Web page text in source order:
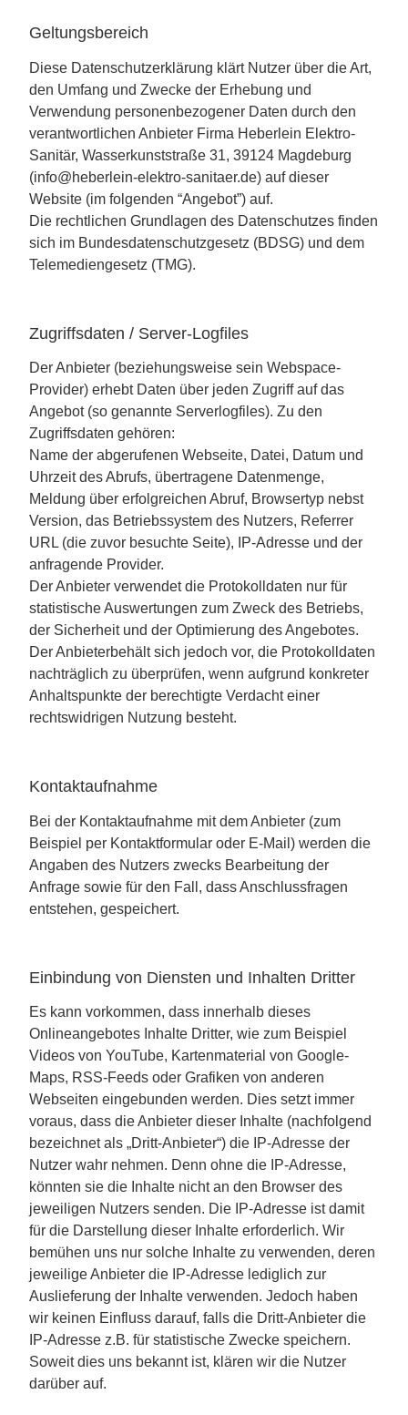
Geltungsbereich
Diese Datenschutzerklärung klärt Nutzer über die Art,
den Umfang und Zwecke der Erhebung und
Verwendung personenbezogener Daten durch den
verantwortlichen Anbieter Firma Heberlein Elektro-
Sanitär, Wasserkunststraße 31, 39124 Magdeburg
(info@heberlein-elektro-sanitaer.de) auf dieser
Website (im folgenden “Angebot”) auf.
Die rechtlichen Grundlagen des Datenschutzes finden
sich im Bundesdatenschutzgesetz (BDSG) und dem
Telemediengesetz (TMG).
Zugriffsdaten / Server-Logfiles
Der Anbieter (beziehungsweise sein Webspace-
Provider) erhebt Daten über jeden Zugriff auf das
Angebot (so genannte Serverlogfiles). Zu den
Zugriffsdaten gehören:
Name der abgerufenen Webseite, Datei, Datum und
Uhrzeit des Abrufs, übertragene Datenmenge,
Meldung über erfolgreichen Abruf, Browsertyp nebst
Version, das Betriebssystem des Nutzers, Referrer
URL (die zuvor besuchte Seite), IP-Adresse und der
anfragende Provider.
Der Anbieter verwendet die Protokolldaten nur für
statistische Auswertungen zum Zweck des Betriebs,
der Sicherheit und der Optimierung des Angebotes.
Der Anbieterbehält sich jedoch vor, die Protokolldaten
nachträglich zu überprüfen, wenn aufgrund konkreter
Anhaltspunkte der berechtigte Verdacht einer
rechtswidrigen Nutzung besteht.
Kontaktaufnahme
Bei der Kontaktaufnahme mit dem Anbieter (zum
Beispiel per Kontaktformular oder E-Mail) werden die
Angaben des Nutzers zwecks Bearbeitung der
Anfrage sowie für den Fall, dass Anschlussfragen
entstehen, gespeichert.
Einbindung von Diensten und Inhalten Dritter
Es kann vorkommen, dass innerhalb dieses
Onlineangebotes Inhalte Dritter, wie zum Beispiel
Videos von YouTube, Kartenmaterial von Google-
Maps, RSS-Feeds oder Grafiken von anderen
Webseiten eingebunden werden. Dies setzt immer
voraus, dass die Anbieter dieser Inhalte (nachfolgend
bezeichnet als „Dritt-Anbieter“) die IP-Adresse der
Nutzer wahr nehmen. Denn ohne die IP-Adresse,
könnten sie die Inhalte nicht an den Browser des
jeweiligen Nutzers senden. Die IP-Adresse ist damit
für die Darstellung dieser Inhalte erforderlich. Wir
bemühen uns nur solche Inhalte zu verwenden, deren
jeweilige Anbieter die IP-Adresse lediglich zur
Auslieferung der Inhalte verwenden. Jedoch haben
wir keinen Einfluss darauf, falls die Dritt-Anbieter die
IP-Adresse z.B. für statistische Zwecke speichern.
Soweit dies uns bekannt ist, klären wir die Nutzer
darüber auf.